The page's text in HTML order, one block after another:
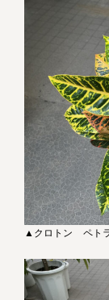
▲クロトン ペト